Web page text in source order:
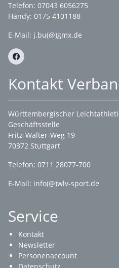
Telefon: 07043 6056275
Handy: 0175 4101188
E-Mail: j.bu(@)gmx.de
Kontakt
Württembergischer
Geschäftsstelle
Fritz-Walter-Weg 19
70372 Stuttgart
Telefon: 0711 28077-700
E-Mail: info(@)wlv-sport.de
Service
Kontakt
Newsletter
Personenaccount